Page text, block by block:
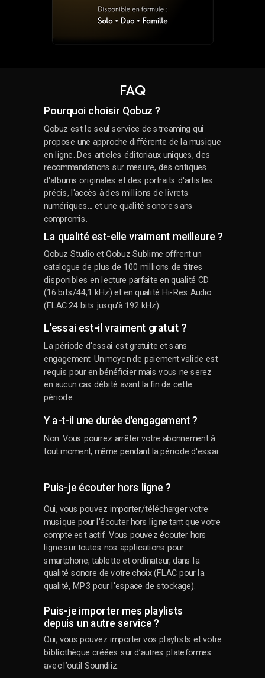
FAQ
Pourquoi choisir Qobuz ?
Qobuz est le seul service de streaming qui
propose une approche différente de la musique
en ligne. Des articles éditoriaux uniques, des
recommandations sur mesure, des critiques
d'albums originales et des portraits d'artistes
précis, l'accès à des millions de livrets
numériques... et une qualité sonore sans
compromis.
La qualité est-elle vraiment meilleure ?
Qobuz Studio et Qobuz Sublime offrent un
catalogue de plus de 100 millions de titres
disponibles en lecture parfaite en qualité CD
(16 bits/44,1 kHz) et en qualité Hi-Res Audio
(FLAC 24 bits jusqu'à 192 kHz).
L'essai est-il vraiment gratuit ?
La période d'essai est gratuite et sans
engagement. Un moyen de paiement valide est
requis pour en bénéficier mais vous ne serez
en aucun cas débité avant la fin de cette
période.
Y a-t-il une durée d'engagement ?
Non. Vous pourrez arrêter votre abonnement à
tout moment, même pendant la période d'essai.
Puis-je écouter hors ligne ?
Oui, vous pouvez importer/télécharger votre
musique pour l'écouter hors ligne tant que votre
compte est actif. Vous pouvez écouter hors
ligne sur toutes nos applications pour
smartphone, tablette et ordinateur, dans la
qualité sonore de votre choix (FLAC pour la
qualité, MP3 pour l'espace de stockage).
Puis-je importer mes playlists
depuis un autre service ?
Oui, vous pouvez importer vos playlists et votre
bibliothèque créées sur d’autres plateformes
avec l’outil Soundiiz.